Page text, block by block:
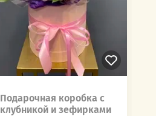
Подарочная коробка с
клубникой и зефирками